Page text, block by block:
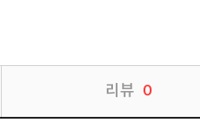
리뷰 0